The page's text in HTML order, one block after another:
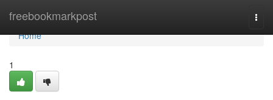
freebookmarkpost
Home
Home
1